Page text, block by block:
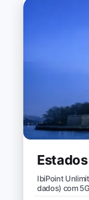
IbiPoint
dados) com